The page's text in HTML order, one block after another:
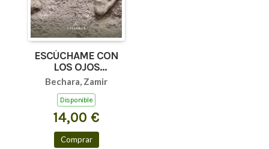
ESCÚCHAME CON
LOS OJOS
(AFORISMOS Y
TEXTOS BREVES)
Bechara, Zamir
Disponible
14,00 €
Comprar